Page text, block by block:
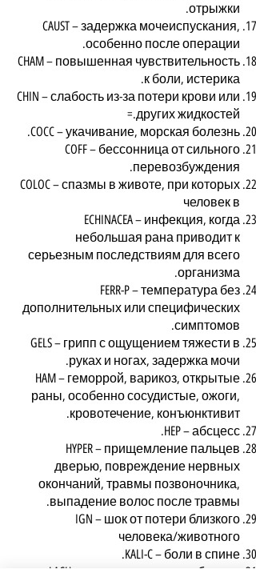
отрыжки.
CAUST – задержка мочеиспускания,
особенно после операции.
CHAM – повышенная чувствительность
к боли, истерика.
CHIN – слабость из-за потери крови или
других жидкостей.=
COCC – укачивание, морская болезнь.
COFF – бессонница от сильного
перевозбуждения.
COLOC – спазмы в животе, при которых
человек в
ECHINACEA – инфекция, когда
небольшая рана приводит к
серьезным последствиям для всего
организма.
FERR-P – температура без
дополнительных или специфических
симптомов.
GELS – грипп с ощущением тяжести в
руках и ногах, задержка мочи.
HAM – геморрой, варикоз, открытые
раны, особенно сосудистые, ожоги,
кровотечение, конъюнктивит.
HEP – абсцесс.
HYPER – прищемление пальцев
дверью, повреждение нервных
окончаний, травмы позвоночника,
выпадение волос после травмы.
IGN – шок от потери близкого
человека/животного
KALI-C – боли в спине.